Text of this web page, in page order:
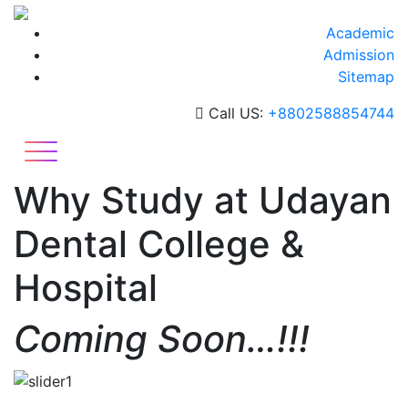
Skip
content
Academic
Admission
Sitemap
Call US: +8802588854744
Why Study at Udayan
Dental College &
Hospital
Coming Soon…!!!